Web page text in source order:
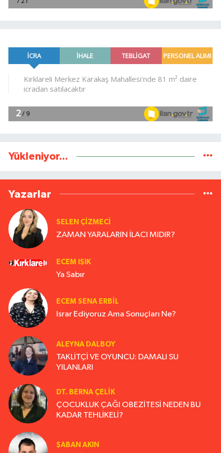
Yükleniyor...
Yazarlar
SELEN ÇİZMECİ
ZAMAN YARALARIN İLACI MIDIR?
ECEM IŞIK
Ya Sabır
ECEM SENA ERBIL
Israr Ediyoruz Ama Sonuçları Ne?
ALEYNA DALBOY
TAKLİTÇİ VE OYUNCU: DAMALI SU
YILANLARI
DT. BERNA ÇELIK
ÇOCUKLUK ÇAĞI OBEZİTESİ NEDEN BU
KADAR TEHLİKELİ?
ŞABAN AKIN